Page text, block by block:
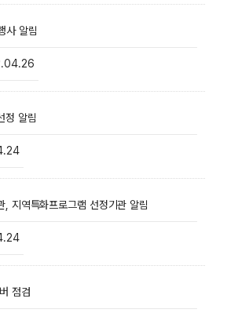
사 알림
정 알림
, 지역특화프로그램 선정기관 알림
점검